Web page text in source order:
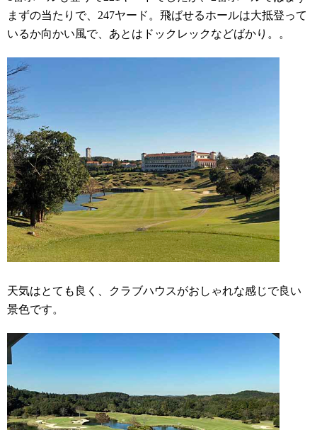
まずの当たりで、247ヤード。飛ばせるホールは大抵登って
いるか向かい風で、あとはドックレックなどばかり。。
天気はとても良く、クラブハウスがおしゃれな感じで良い
景色です。